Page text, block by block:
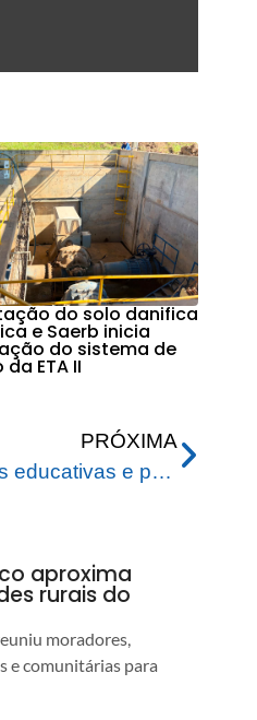
do solo danifica
e Saerb inicia
do sistema de
ETA II
PRÓXIMA
RBTrans intensifica ações educativas e preventivas em alusão a Semana Nacional do Trânsito
aproxima
rurais do
moradores,
e comunitárias para